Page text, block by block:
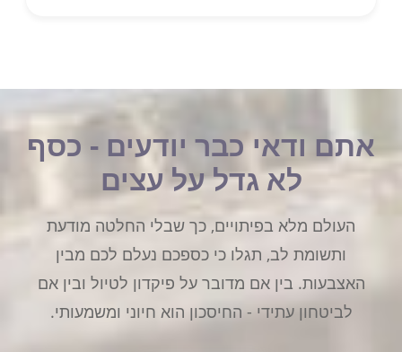
אתם ודאי כבר יודעים - כסף
לא גדל על עצים
העולם מלא בפיתויים, כך שבלי החלטה מודעת
ותשומת לב, תגלו כי כספכם נעלם לכם מבין
האצבעות. בין אם מדובר על פיקדון לטיול ובין אם
לביטחון עתידי - החיסכון הוא חיוני ומשמעותי.